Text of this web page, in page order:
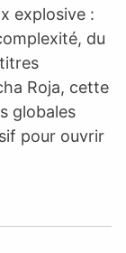
explosive :
du
Roja, cette
globales
pour ouvrir